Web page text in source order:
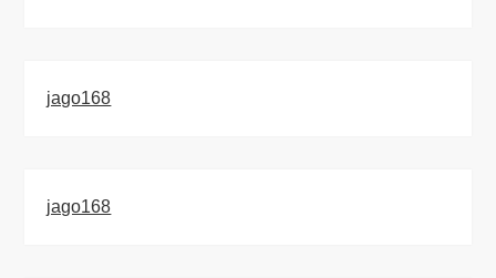
jago168
jago168